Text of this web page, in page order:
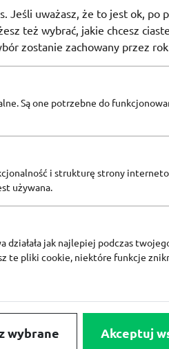
Programu Lojalnościowego
Converse
Rabat -15% za zapis do newslettera
Jeśli uważasz, że to jest ok, po
też wybrać, jakie chcesz
zostanie zachowany przez
Są one potrzebne do
i strukturę strony
używana.
działała jak najlepiej podczas
te pliki cookie, niektóre funkcje
wybrane Akceptuj